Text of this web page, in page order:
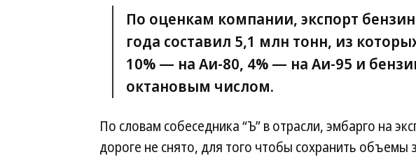
По оценкам компании, экспорт
года составил 5,1 млн тонн, из
10% — на Аи-80, 4% — на Аи-95 и
октановым числом.
По словам собеседника “Ъ” в отрасли, эмбарго на
дороге не снято, для того чтобы сохранить объемы